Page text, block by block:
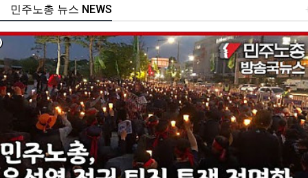
주노총 뉴스 NEWS